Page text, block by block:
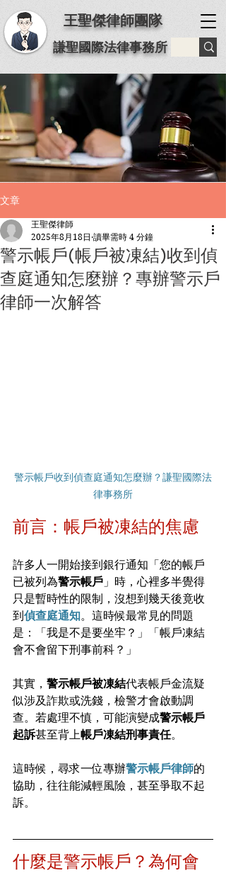
王聖傑律師團隊
謙聖國際法律事務所
文章
警示帳戶(帳戶被凍結)收到偵
查庭通知怎麼辦？專辦警示戶
律師一次解答
王聖傑律師
2025年8月18日 讀畢需時 4 分鐘
警示帳戶收到偵查庭通知怎麼辦？謙聖國際法
律事務所
前言：帳戶被凍結的焦慮
許多人一開始接到銀行通知「您的帳戶
已被列為警示帳戶 」時，心裡多半覺得
只是暫時性的限制，沒想到幾天後竟收
到 偵查庭通知。這時候最常見的問題
是：「我是不是要坐牢？」「帳戶凍結
會不會留下刑事前科？」
其實， 警示帳戶被凍結代表帳戶金流疑
似涉及詐欺或洗錢，檢警才會啟動調
查。若處理不慎，可能演變成警示帳戶
起訴甚至背上帳戶凍結刑事責任。
這時候，尋求一位專辦警示帳戶律師的
協助，往往能減輕風險，甚至爭取不起
訴。
什麼是警示帳戶？為何會